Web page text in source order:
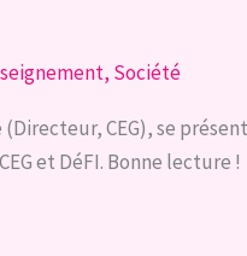
, Société
CEG), se
et DéFI. Bonne lecture !